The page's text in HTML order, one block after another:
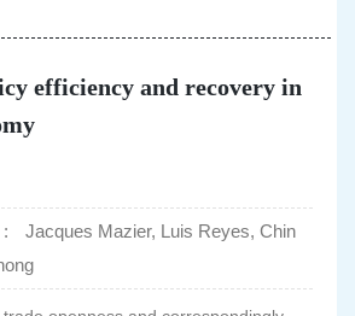
efficiency and recovery in
Jacques Mazier, Luis Reyes, Chin